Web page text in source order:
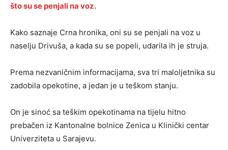
što su se penjali na voz.
Kako saznaje Crna hronika, oni su se penjali na voz u
naselju Drivuša, a kada su se popeli, udarila ih je struja.
Prema nezvaničnim informacijama, sva tri maloljetnika su
zadobila opekotine, a jedan je u teškom stanju.
On je sinoć sa teškim opekotinama na tijelu hitno
prebačen iz Kantonalne bolnice Zenica u Klinički centar
Univerziteta u Sarajevu.